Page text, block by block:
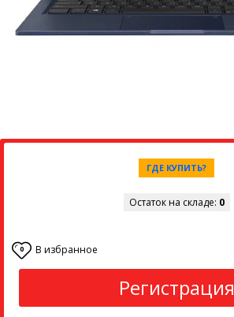
ГДЕ КУПИТЬ?
Остаток на складе: 0
0 В избранное
Регистрация